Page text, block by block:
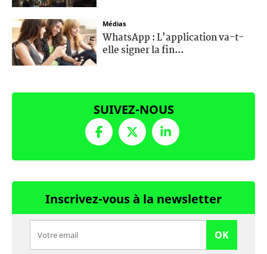
Médias
WhatsApp : L'application va-t-
elle signer la fin...
SUIVEZ-NOUS
Inscrivez-vous à la newsletter
OK